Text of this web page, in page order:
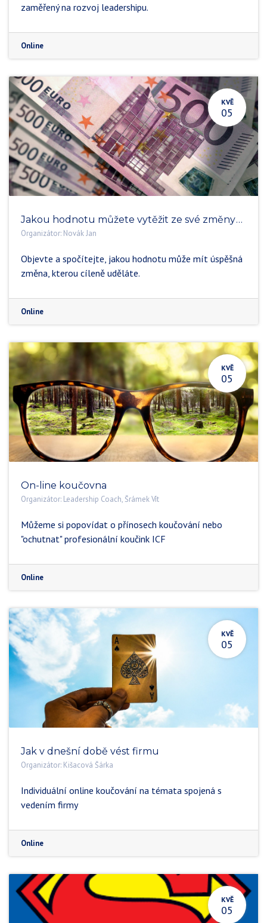
zaměřený na rozvoj leadershipu.
Online
KVĚ
05
Jakou hodnotu můžete vytěžit ze své změny? Jaký potenciál přehlížíte?
Organizátor: Novák Jan
Objevte a spočítejte, jakou hodnotu může mít úspěšná
změna, kterou cíleně uděláte.
Online
KVĚ
05
On-line koučovna
Organizátor: Leadership Coach, Šrámek Vít
Můžeme si popovídat o přínosech koučování nebo
"ochutnat" profesionální koučink ICF
Online
KVĚ
05
Jak v dnešní době vést firmu
Organizátor: Kišacová Šárka
Individuální online koučování na témata spojená s
vedením firmy
Online
KVĚ
05